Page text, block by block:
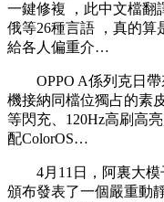
一鍵修複 ，此中文檔翻
俄等26種言語 ，真的算
給各人偏重介…
OPPO A係列克日帶來
機接納同檔位獨占的素皮
等閃充、120Hz高刷高
配ColorOS…
4月11日，阿裏大模
頒布發表了一個嚴重動靜